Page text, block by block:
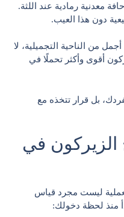
معدنية رمادية عند اللثة.
دون هذا العيب.
من الناحية التجميلية، لا
أقوى وأكثر تحملًا في
بل قرار تتخذه مع
في
ليست مجرد قياس
منذ لحظة دخولك: